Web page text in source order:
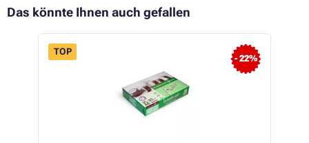
Das könnte Ihnen auch gefallen
- 22%
TOP